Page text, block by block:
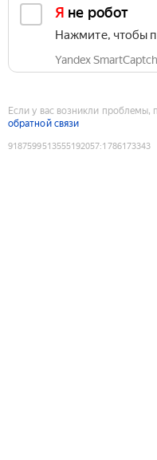
Я не робот
Нажмите, чтобы
Yandex
Если у вас возникли проблемы,
обратной связи
9187599513555192057:1786173343